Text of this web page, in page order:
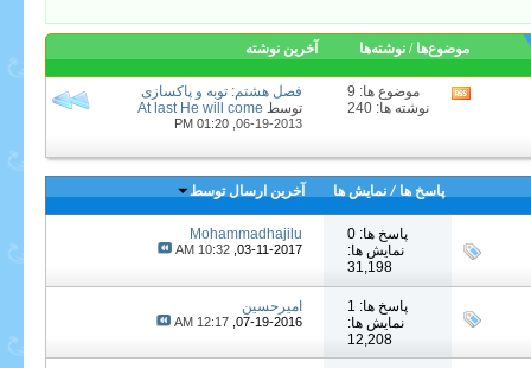
موضوع‌ها / نوشته‌ها آخرين نوشته
مشاهده
RSS
انجمن
(ها)
موضوع ها: 9
نوشته ها: 240
فصل هشتم: توبه و پاكسازى‏
توسط At last He will come
06-19-2013,
01:20 PM
پاسخ ها / نمایش ها آخرین ارسال توسط
پاسخ ها: 0
نمایش ها:
31,198
Mohammadhajilu
03-11-2017,
10:32 AM
پاسخ ها: 1
نمایش ها:
12,208
امیرحسین
07-19-2016,
12:17 AM